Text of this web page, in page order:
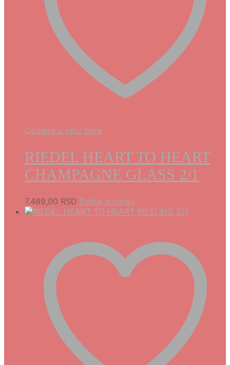
Dodajte u listu želja
RIEDEL HEART TO HEART
CHAMPAGNE GLASS 2/1
7.489,00 RSD Dodaj u korpu